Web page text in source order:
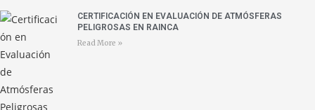
CERTIFICACIÓN EN EVALUACIÓN DE ATMÓSFERAS
PELIGROSAS EN RAINCA
Read More »